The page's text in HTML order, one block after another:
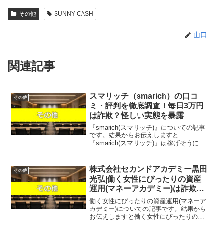
その他 SUNNY CASH
山口
関連記事
その他
スマリッチ（smarich）の口コ
ミ・評判を徹底調査！毎日3万円
は詐欺？怪しい実態を暴露
『smarich(スマリッチ)』についての記事
です。結果からお伝えしますと
『smarich(スマリッチ)』は稼げそうにな
の案件に関して今すぐ知りたいという方
は、『直接L...
その他
株式会社セカンドアカデミー黒田
光弘|働く女性にぴったりの資産
運用(マネーアカデミー)は詐欺で
稼げない？口コミや評判を徹底調
査しました！
働く女性にぴったりの資産運用(マネーア
カデミー)についての記事です。結果から
お伝えしますと働く女性にぴったりの資